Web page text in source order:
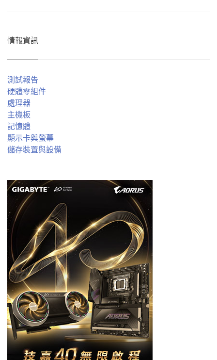
情報資訊
測試報告
硬體零組件
處理器
主機板
記憶體
顯示卡與螢幕
儲存裝置與設備